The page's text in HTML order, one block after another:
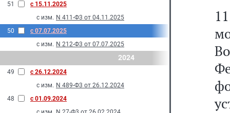
51
с 15.11.2025
с изм. N 411-Ф3 от 04.11.2025
50
с 07.07.2025
с изм. N 212-Ф3 от 07.07.2025
2024
49
с 26.12.2024
с изм. N 489-Ф3 от 26.12.2024
48
с 01.09.2024